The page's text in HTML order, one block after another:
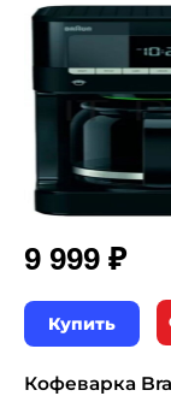
9 999 ₽
Купить
Кофеварка